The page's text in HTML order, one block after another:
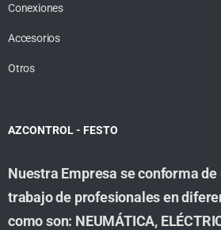
Conexiones
Accesorios
Otros
AZCONTROL - FESTO
Nuestra Empresa se conforma de
trabajo de profesionales en
como son: NEUMÁTICA,